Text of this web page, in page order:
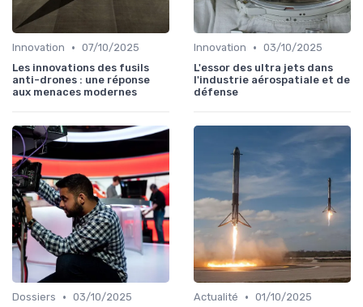
Innovation • 07/10/2025
Les innovations des fusils
anti-drones : une réponse
aux menaces modernes
Innovation • 03/10/2025
L'essor des ultra jets dans
l'industrie aérospatiale et de
défense
Dossiers • 03/10/2025
Actualité • 01/10/2025